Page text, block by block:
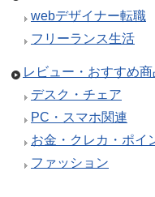
webデザイナー転職
フリーランス生活
レビュー・おすすめ商
デスク・チェア
PC・スマホ関連
お金・クレカ・ポイ
ファッション